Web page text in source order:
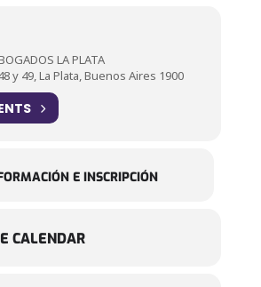
LA PLATA
y 49, La Plata, Buenos Aires 1900
E INSCRIPCIÓN
CALENDAR